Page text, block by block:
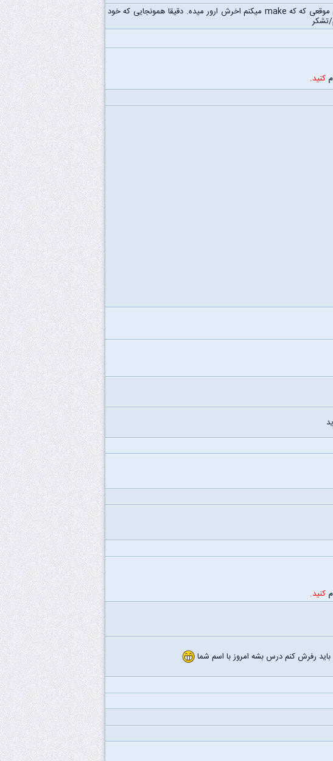
سلام من با استفاده از راهنمایی های شما بوک سیم را میخاستم نصب کنم دانلود کرد توی فولدرش موقعی که که make میکنم اخرش ارور میده. دقیقا همونجایی که خود
کنید.
کنید.
باید رفرش کنم درس بشه امروز با اسم شما